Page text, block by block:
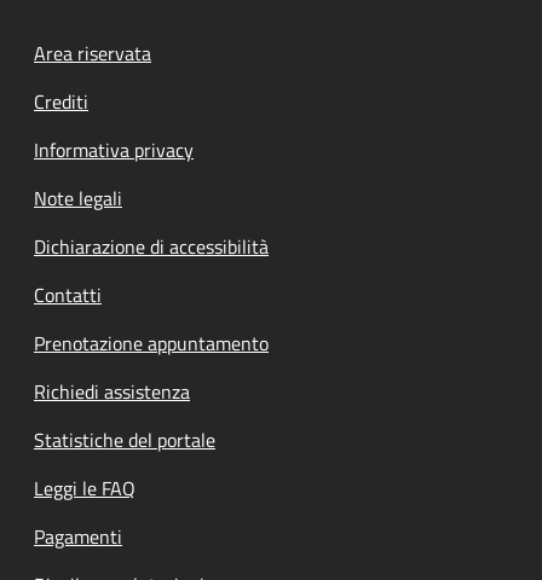
Footer menu
Area riservata
Crediti
Informativa privacy
Note legali
Dichiarazione di accessibilità
Contatti
Prenotazione appuntamento
Richiedi assistenza
Statistiche del portale
Leggi le FAQ
Pagamenti